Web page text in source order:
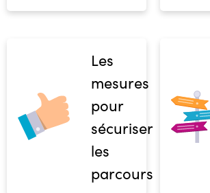
Les
mesures
pour
sécuriser
les
parcours